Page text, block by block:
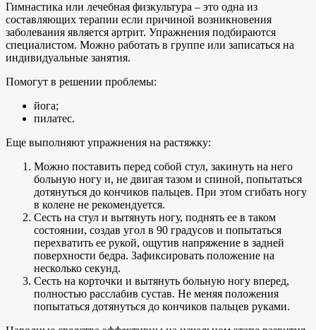
Гимнастика или лечебная физкультура – это одна из
составляющих терапии если причиной возникновения
заболевания является артрит. Упражнения подбираются
специалистом. Можно работать в группе или записаться на
индивидуальные занятия.
Помогут в решении проблемы:
йога;
пилатес.
Еще выполняют упражнения на растяжку:
Можно поставить перед собой стул, закинуть на него
больную ногу и, не двигая тазом и спиной, попытаться
дотянуться до кончиков пальцев. При этом сгибать ногу
в колене не рекомендуется.
Сесть на стул и вытянуть ногу, поднять ее в таком
состоянии, создав угол в 90 градусов и попытаться
перехватить ее рукой, ощутив напряжение в задней
поверхности бедра. Зафиксировать положение на
несколько секунд.
Сесть на корточки и вытянуть больную ногу вперед,
полностью расслабив сустав. Не меняя положения
попытаться дотянуться до кончиков пальцев руками.